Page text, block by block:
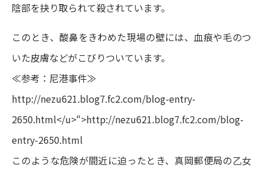
陰部を抉り取られて殺されています。
このとき、酸鼻をきわめた現場の壁には、血痕や毛のつ
いた皮膚などがこびりついています。
≪参考：尼港事件≫
http://nezu621.blog7.fc2.com/blog-entry-
2650.html</u>“>http://nezu621.blog7.fc2.com/blog-
entry-2650.html
このような危険が間近に迫ったとき、真岡郵便局の乙女